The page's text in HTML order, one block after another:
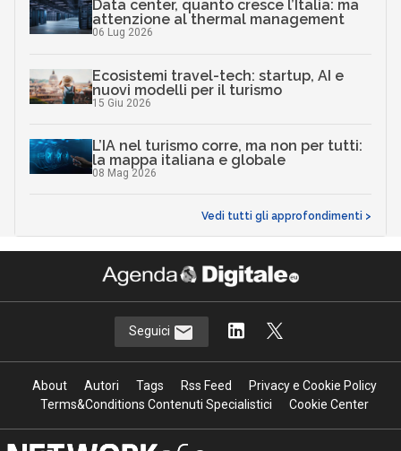
Data center, quanto cresce l’Italia: ma
attenzione al thermal management
06 Lug 2026
Ecosistemi travel-tech: startup, AI e
nuovi modelli per il turismo
15 Giu 2026
L’IA nel turismo corre, ma non per tutti:
la mappa italiana e globale
08 Mag 2026
Vedi tutti gli approfondimenti >
Seguici
About Autori Tags Rss Feed
Privacy e Cookie Policy
Terms&Conditions Contenuti Specialistici
Cookie Center